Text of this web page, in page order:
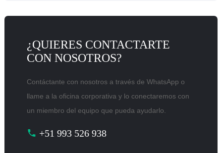
¿QUIERES CONTACTARTE
CON NOSOTROS?
Contáctante con nosotros a través de WhatsApp o
llame a la oficina corporativa y lo conectaremos con
un miembro del equipo que pueda ayudarlo.
+51 993 526 938